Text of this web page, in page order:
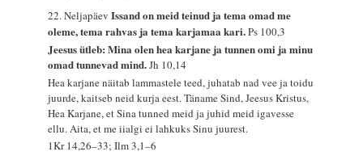
22. NeljapäevIssand on meid teinud ja tema omad me
oleme, tema rahvas ja tema karjamaa kari.Ps 100,3
Jeesus ütleb: Mina olen hea karjane ja tunnen omi ja minu
omad tunnevad mind.Jh 10,14
Hea karjane näitab lammastele teed, juhatab nad vee ja toidu
juurde, kaitseb neid kurja eest. Täname Sind, Jeesus Kristus,
Hea Karjane, et Sina tunned meid ja juhid meid igavesse
ellu. Aita, et me iialgi ei lahkuks Sinu juurest.
1Kr 14,26–33; Ilm 3,1–6